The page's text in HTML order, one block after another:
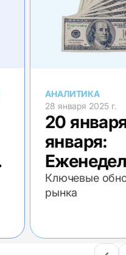
АНАЛИТИКА
28 января 2025 г.
20
января:
обзор
Ключевые
рынка